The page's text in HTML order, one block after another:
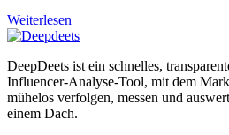
Weiterlesen
DeepDeets ist ein schnelles,
Influencer-Analyse-Tool, mit dem
mühelos verfolgen, messen und
einem Dach.